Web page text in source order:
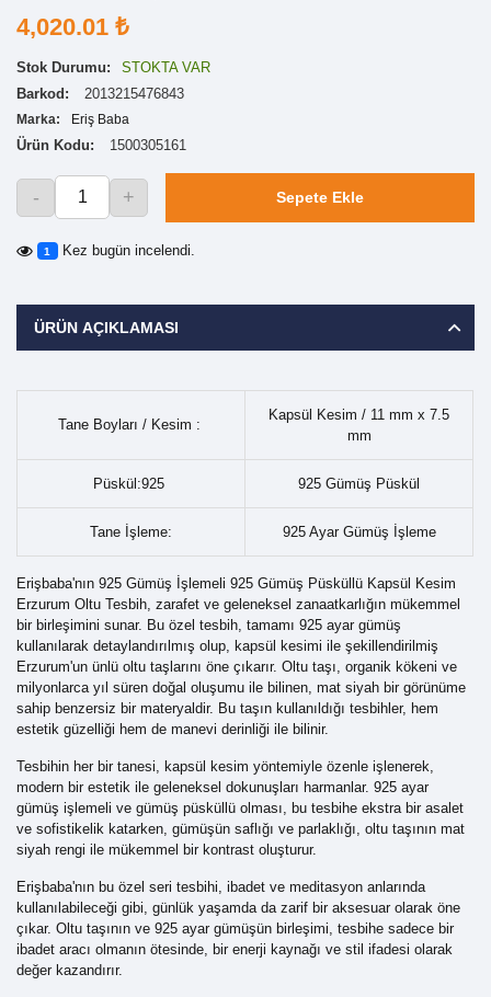
4,020.01 ₺
Stok Durumu:
STOKTA VAR
Barkod:
2013215476843
Marka: Eriş Baba
Ürün Kodu: 1500305161
- + Sepete Ekle
1 Kez bugün incelendi.
ÜRÜN AÇIKLAMASI
Tane Boyları / Kesim :
Kapsül Kesim / 11 mm x 7.5
mm
Püskül:925 925 Gümüş Püskül
Tane İşleme: 925 Ayar Gümüş İşleme
Erişbaba'nın 925 Gümüş İşlemeli 925 Gümüş Püsküllü Kapsül Kesim
Erzurum Oltu Tesbih, zarafet ve geleneksel zanaatkarlığın mükemmel
bir birleşimini sunar. Bu özel tesbih, tamamı 925 ayar gümüş
kullanılarak detaylandırılmış olup, kapsül kesimi ile şekillendirilmiş
Erzurum'un ünlü oltu taşlarını öne çıkarır. Oltu taşı, organik kökeni ve
milyonlarca yıl süren doğal oluşumu ile bilinen, mat siyah bir görünüme
sahip benzersiz bir materyaldir. Bu taşın kullanıldığı tesbihler, hem
estetik güzelliği hem de manevi derinliği ile bilinir.
Tesbihin her bir tanesi, kapsül kesim yöntemiyle özenle işlenerek,
modern bir estetik ile geleneksel dokunuşları harmanlar. 925 ayar
gümüş işlemeli ve gümüş püsküllü olması, bu tesbihe ekstra bir asalet
ve sofistikelik katarken, gümüşün saflığı ve parlaklığı, oltu taşının mat
siyah rengi ile mükemmel bir kontrast oluşturur.
Erişbaba'nın bu özel seri tesbihi, ibadet ve meditasyon anlarında
kullanılabileceği gibi, günlük yaşamda da zarif bir aksesuar olarak öne
çıkar. Oltu taşının ve 925 ayar gümüşün birleşimi, tesbihe sadece bir
ibadet aracı olmanın ötesinde, bir enerji kaynağı ve stil ifadesi olarak
değer kazandırır.